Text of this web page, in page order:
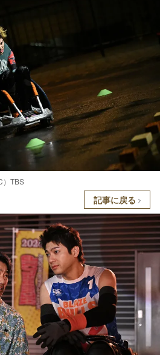
）TBS
記事に戻る